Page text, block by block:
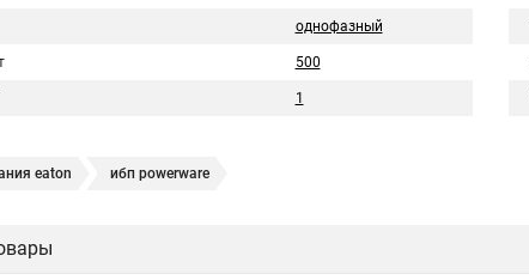
однофазный
500
1
eaton ибп powerware